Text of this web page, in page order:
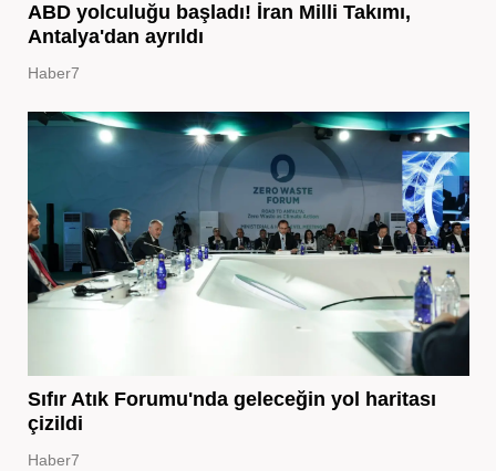
ABD yolculuğu başladı! İran Milli Takımı,
Antalya'dan ayrıldı
Haber7
Sıfır Atık Forumu'nda geleceğin yol haritası
çizildi
Haber7